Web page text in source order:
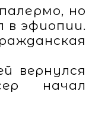
но
в эфиопии.
вернулся
начал